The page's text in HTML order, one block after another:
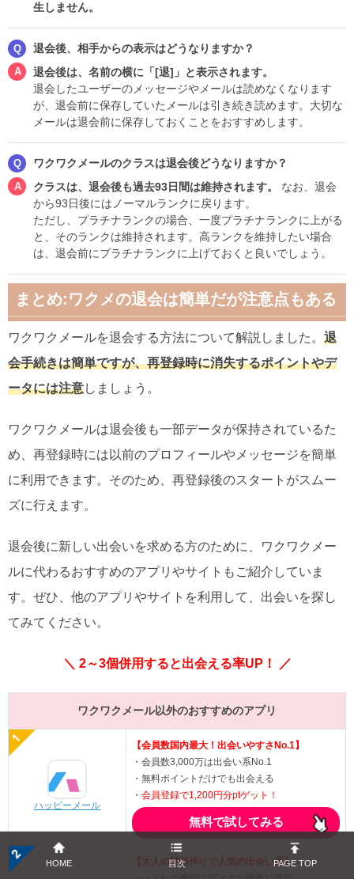
生しません。
退会後、相手からの表示はどうなりますか？
退会後は、名前の横に「[退]」と表示されます。
退会したユーザーのメッセージやメールは読めなくなります
が、退会前に保存していたメールは引き続き読めます。大切な
メールは退会前に保存しておくことをおすすめします。
ワクワクメールのクラスは退会後どうなりますか？
クラスは、退会後も過去93日間は維持されます。
なお、退会
から93日後にはノーマルランクに戻ります。
ただし、プラチナランクの場合、一度プラチナランクに上がる
と、そのランクは維持されます。高ランクを維持したい場合
は、退会前にプラチナランクに上げておくと良いでしょう。
まとめ:ワクメの退会は簡単だが注意点もある
ワクワクメールを退会する方法について解説しました。 退
会手続きは簡単ですが、再登録時に消失するポイントやデ
ータには注意しましょう。
ワクワクメールは退会後も一部データが保持されているた
め、再登録時には以前のプロフィールやメッセージを簡単
に利用できます。そのため、再登録後のスタートがスムー
ズに行えます。
退会後に新しい出会いを求める方のために、ワクワクメー
ルに代わるおすすめのアプリやサイトもご紹介していま
す。ぜひ、他のアプリやサイトを利用して、出会いを探し
てみてください。
＼ 2～3個併用すると出会える率UP！ ／
ワクワクメール以外のおすすめのアプリ
ハッピーメール
【会員数国内最大！出会いやすさNo.1】
・会員数3,000万は出会い系No.1
・無料ポイントだけでも出会える
・ 会員登録で1,200円分ptゲット！
無料で試してみる
【大人の関係作りで人気の出会い系】
HOME 目次 PAGE TOP